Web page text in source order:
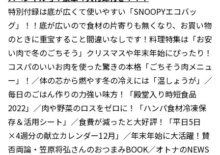
特別付録は底が広くて使いやすい「SNOOPYエコバッ
グ」！！底が広いので食材の片寄りも無くなり、お買い物
のときに重宝すること間違いなしです！料理特集は「お安
い肉で冬のごちそう」クリスマスや年末年始にぴったり！
コスパのいいお肉を使った驚きの本格「ごちそう肉メニュ
ー」！／体の芯から燃やす冬の冷えには「温しょうが」／
毎日のごはん作りの力強い味方！「殿堂入り時短食品
2022」／肉や野菜のロスをゼロに！「ハンパ食材冷凍保
存＆活用シート」／食費が減ったと大好評！「平日5日
×4週分の献立カレンダー12月」／年末年始に大活躍！賛
否両論・笠原将弘さんのおつまみBOOK／オトナのNEWS